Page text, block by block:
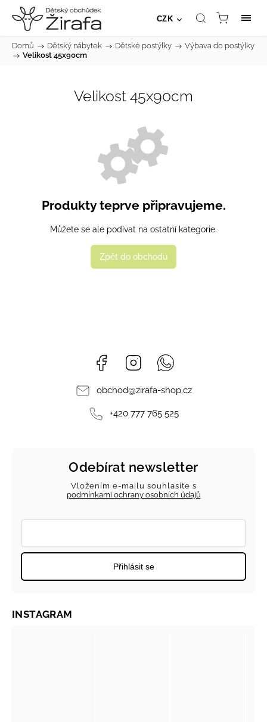
CZK
Domů / Dětský nábytek / Dětské postýlky /
Výbava do postýlky
/
Velikost 45x90cm
Velikost 45x90cm
Produkty teprve připravujeme.
Můžete se ale podívat na ostatní kategorie.
Zpět do obchodu
Facebook Instagram
obchod@zirafa-shop.cz
+420 777 765 525
Odebírat newsletter
Vložením e-mailu souhlasíte s
podmínkami ochrany osobních údajů
Přihlásit se
INSTAGRAM